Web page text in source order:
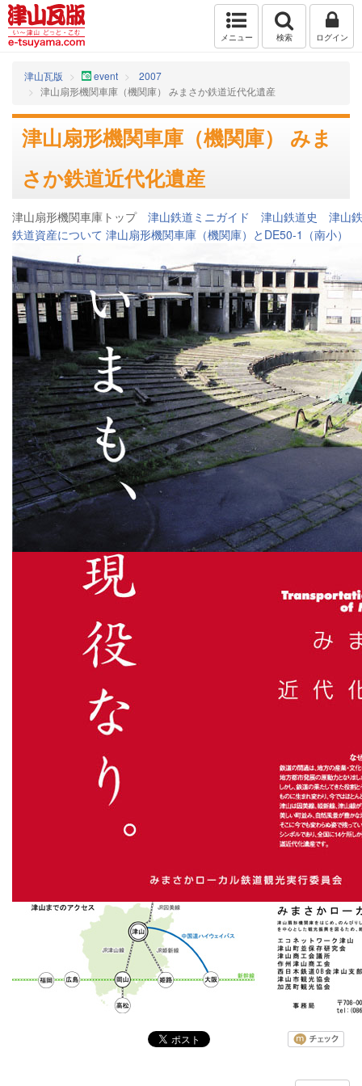
メニュー 検索 ログイン
津山瓦版 event
2007
津山扇形機関車庫（機関庫） みまさか鉄道近代化遺産
津山扇形機関車庫（機関庫） みま
さか鉄道近代化遺産
津山扇形機関車庫トップ 津山鉄道ミニガイド 津山鉄道史
津山
鉄道資産について 津山扇形機関車庫（機関庫）とDE50-1（南小）